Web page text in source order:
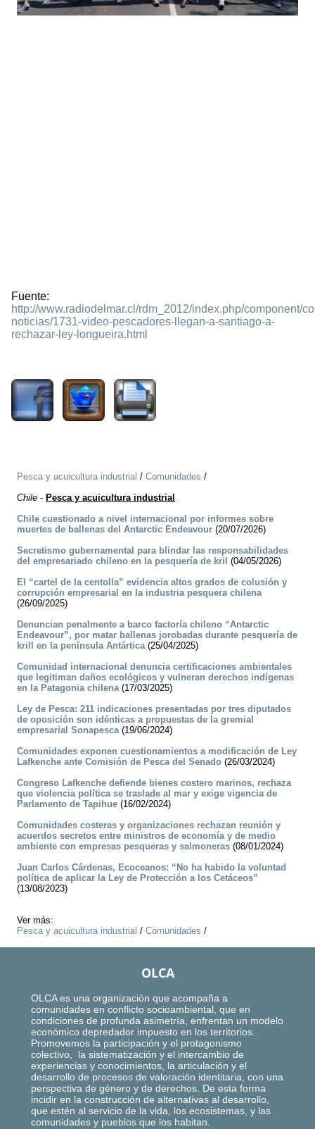
Fuente:
http://www.radiodelmar.cl/rdm_2012/index.php/component/
noticias/1731-video-pescadores-llegan-a-santiago-a-
rechazar-ley-longueira.html
Pesca y acuicultura industrial / Comunidades /
Chile - Pesca y acuicultura industrial
Chile cuestionado a nivel internacional por informes sobre
muertes de ballenas del Antarctic Endeavour (20/07/2026)
Secretismo gubernamental para blindar las responsabilidades
del empresariado chileno en la pesquería de kril (04/05/2026)
El “cartel de la centolla” evidencia altos grados de colusión y
corrupción empresarial en la industria pesquera chilena
(26/09/2025)
Denuncian penalmente a barco factoría chileno “Antarctic
Endeavour”, por matar ballenas jorobadas durante pesquería de
krill en la península Antártica(25/04/2025)
Comunidad internacional denuncia certificaciones ambientales
que legitiman daños ecológicos y vulneran derechos indígenas
en la Patagonia chilena(17/03/2025)
Ley de Pesca: 211 indicaciones presentadas por tres diputados
de oposición son idénticas a propuestas de la gremial
empresarial Sonapesca(19/06/2024)
Comunidades exponen cuestionamientos a modificación de Ley
Lafkenche ante Comisión de Pesca del Senado (26/03/2024)
Congreso Lafkenche defiende bienes costero marinos, rechaza
que violencia política se traslade al mar y exige vigencia de
Parlamento de Tapihue (16/02/2024)
Comunidades costeras y organizaciones rechazan reunión y
acuerdos secretos entre ministros de economía y de medio
ambiente con empresas pesqueras y salmoneras (08/01/2024)
Juan Carlos Cárdenas, Ecoceanos: “No ha habido la voluntad
política de aplicar la Ley de Protección a los Cetáceos”
(13/08/2023)
Ver más:
Pesca y acuicultura industrial / Comunidades /
OLCA
OLCA es una organización que acompaña a
comunidades en conflicto socioambiental, que en
condiciones de profunda asimetría, enfrentan un modelo
económico depredador impuesto en los territorios.
Promovemos la participación y el protagonismo
colectivo, la sistematización y el intercambio de
experiencias y conocimientos, la articulación y el
desarrollo de procesos de valoración identitaria, con una
perspectiva de género y de derechos. De esta forma
incidir en la construcción de alternativas al desarrollo,
que estén al servicio de la vida, los ecosistemas, y las
comunidades y pueblos que los habitan.